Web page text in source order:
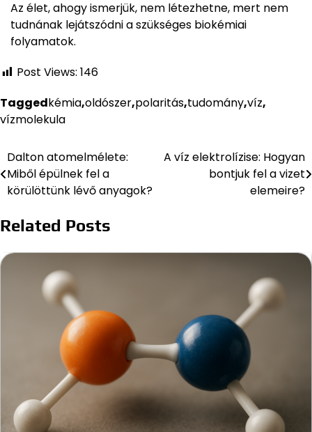
Az élet, ahogy ismerjük, nem létezhetne, mert nem
tudnának lejátszódni a szükséges biokémiai
folyamatok.
Post Views: 146
Taggedkémia,oldószer,polaritás,tudomány,víz,
vízmolekula
Bejegyzés
navigáció
Dalton atomelmélete:
Miből épülnek fel a
körülöttünk lévő anyagok?
A víz elektrolízise: Hogyan
bontjuk fel a vizet
elemeire?
Related Posts